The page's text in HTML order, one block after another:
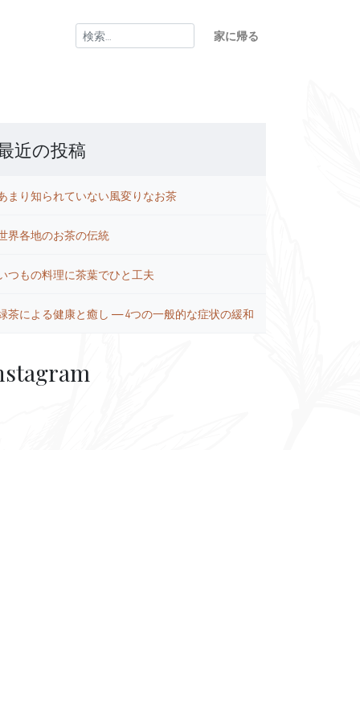
検
索:
家に帰る
近の投稿
まり知られていない風変りなお茶
界各地のお茶の伝統
つもの料理に茶葉でひと工夫
茶による健康と癒し ― 4つの一般的な症状の緩和